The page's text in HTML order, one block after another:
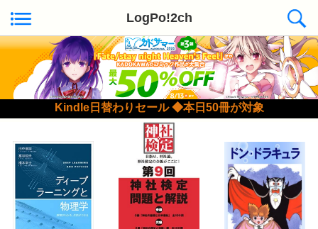
LogPo!2ch
Kindle日替わりセール ◆本日50冊が対象